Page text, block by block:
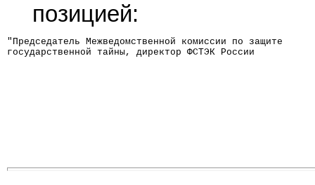
позицией:
"Председатель Межведомственной комиссии по защите
государственной тайны, директор ФСТЭК России